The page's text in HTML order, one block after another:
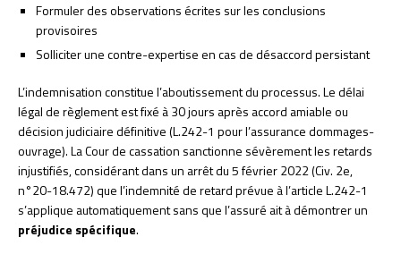
Formuler des observations écrites sur les conclusions
provisoires
Solliciter une contre-expertise en cas de désaccord persistant
L’indemnisation constitue l’aboutissement du processus. Le délai
légal de règlement est fixé à 30 jours après accord amiable ou
décision judiciaire définitive (L.242-1 pour l’assurance dommages-
ouvrage). La Cour de cassation sanctionne sévèrement les retards
injustifiés, considérant dans un arrêt du 5 février 2022 (Civ. 2e,
n°20-18.472) que l’indemnité de retard prévue à l’article L.242-1
s’applique automatiquement sans que l’assuré ait à démontrer un
préjudice spécifique.